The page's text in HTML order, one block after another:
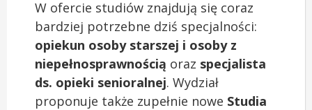
W ofercie studiów znajdują się coraz
bardziej potrzebne dziś specjalności:
opiekun osoby starszej i osoby z
niepełnosprawnością oraz specjalista
ds. opieki senioralnej. Wydział
proponuje także zupełnie nowe Studia